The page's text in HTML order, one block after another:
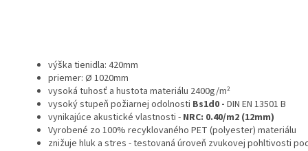
výška tienidla: 420mm
priemer: Ø 1020mm
vysoká tuhosť a hustota materiálu 2400g/m²
vysoký stupeň požiarnej odolnosti Bs1d0 - DIN EN 13501 B
vynikajúce akustické vlastnosti - NRC: 0.40/m2 (12mm)
Vyrobené zo 100% recyklovaného PET (polyester) materiálu
znižuje hluk a stres - testovaná úroveň zvukovej pohltivosti